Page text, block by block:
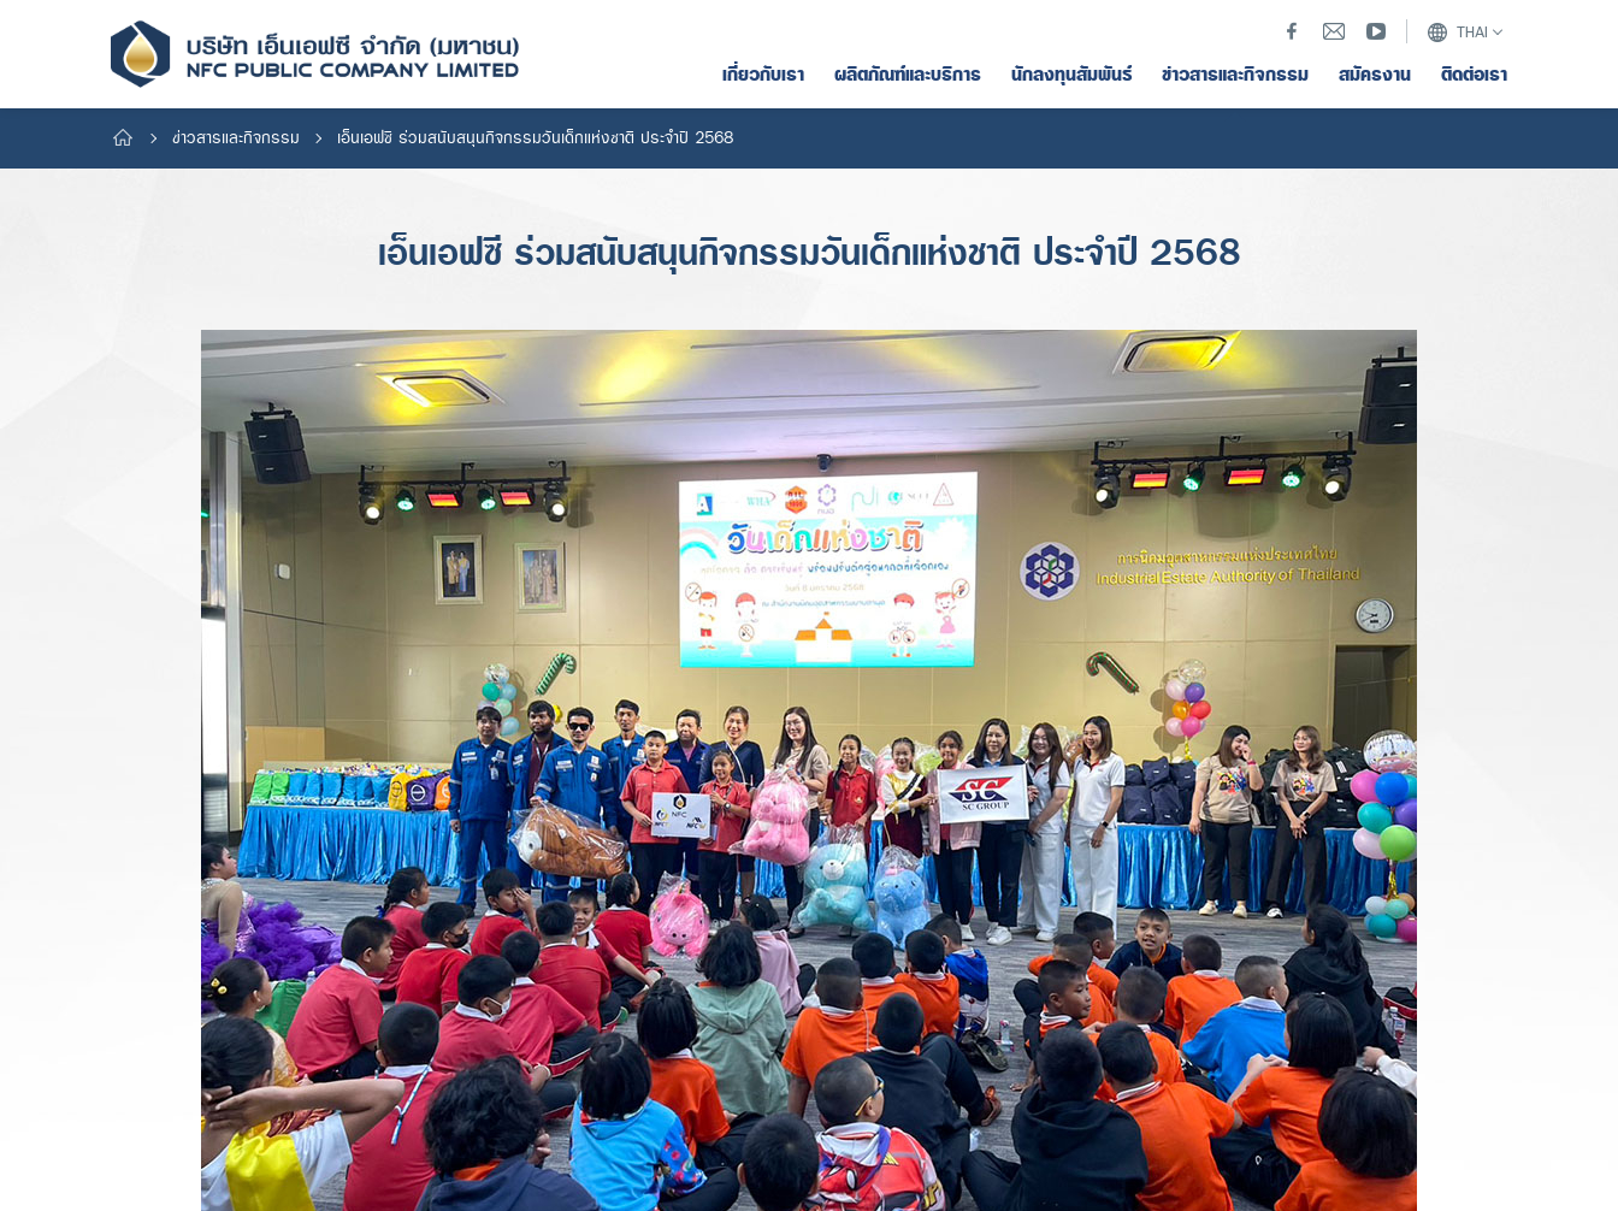
THAI
เกี่ยวกับเรา ผลิตภัณฑ์และบริการ นักลงทุนสัมพันธ์ ข่าวสารและกิจกรรม สมัครงาน ติดต่อเรา
ข่าวสารและกิจกรรม เอ็นเอฟซี ร่วมสนับสนุนกิจกรรมวันเด็กแห่งชาติ ประจำปี 2568
เอ็นเอฟซี ร่วมสนับสนุนกิจกรรมวันเด็กแห่งชาติ ประจำปี 2568